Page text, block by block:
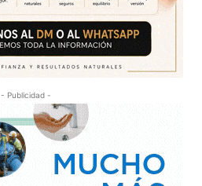
- Publicidad -